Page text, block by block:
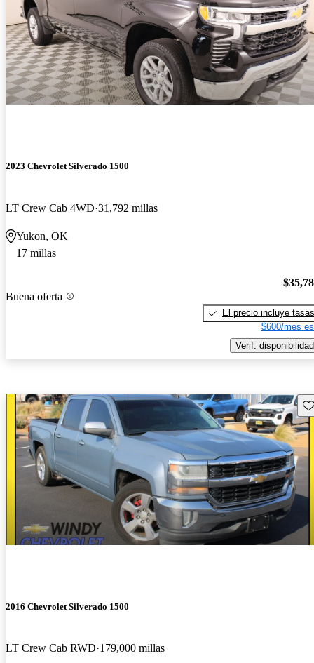
2023 Chevrolet Silverado 1500
LT Crew Cab 4WD 31,792 millas
Yukon, OK
17 millas
Buena oferta
El precio incluye tasas
$600/mes
Verif. disponibilidad
2016 Chevrolet Silverado 1500
LT Crew Cab RWD 179,000 millas